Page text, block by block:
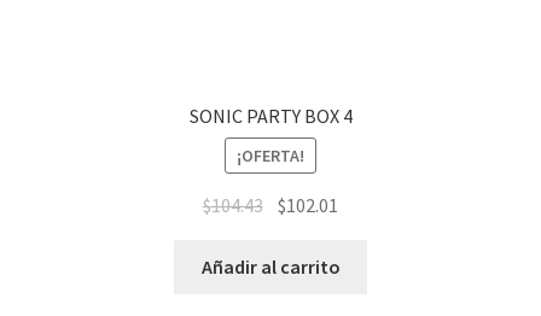
SONIC PARTY BOX 4
¡OFERTA!
$104.43 $102.01
Añadir al carrito